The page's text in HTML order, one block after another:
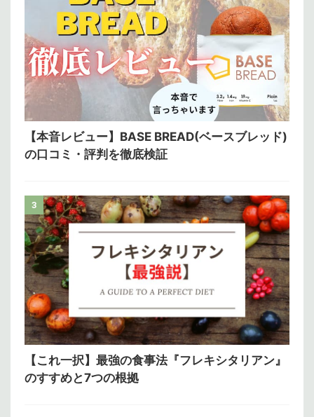
【本音レビュー】BASE BREAD(ベースブレッド)
の口コミ・評判を徹底検証
3
【これ一択】最強の食事法『フレキシタリアン』
のすすめと7つの根拠